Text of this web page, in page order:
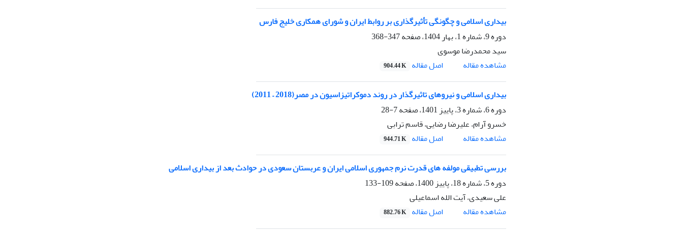
بیداری اسلامی و چگونگی تأثیرگذاری بر روابط ایران و شورای همکاری خلیج فارس
دوره 9، شماره 1، بهار 1404، صفحه
347-368
سید محمدرضا موسوی
مشاهده مقاله
اصل مقاله 904.44 K
بیداری اسلامی و نیروهای تاثیرگذار در روند دموکراتیزاسیون در مصر(2018 – 2011)
دوره 6، شماره 3، پاییز 1401، صفحه
7-28
خسرو آرام، علیرضا رضایی، قاسم ترابی
مشاهده مقاله
اصل مقاله 944.71 K
بررسی تطبیقی مولفه های قدرت نرم جمهوری اسلامی ایران و عربستان سعودی در حوادث بعد از بیداری اسلامی
دوره 5، شماره 18، پاییز 1400، صفحه
109-133
علی سعیدی، آیت الله اسماعیلی
مشاهده مقاله
اصل مقاله 882.76 K